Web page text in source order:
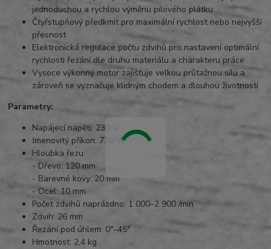
jednoduchou a rychlou výměnu pilového plátku
Čtyřstupňový předkmit pro maximální rychlost nebo nejvyšší
přesnost
Elektronická regulace počtu zdvihů pro nastavení optimální
rychlosti řezání dle druhu materiálu a charakteru práce
Vysoce výkonný motor zajišťuje velkou průtažnou sílu a
zároveň se vyznačuje klidným chodem a dlouhou životností
Parametry:
Napájecí napětí: 230 V
Jmenovitý příkon: 720 W
Hloubka řezu:
- Dřevo: 120 mm
- Barevné kovy: 20 mm
- Ocel: 10 mm
Počet zdvihů naprázdno: 1 000–2 900 /min
Zdvih: 26 mm
Řezání pod úhlem: 0°–45°
Hmotnost: 2,4 kg